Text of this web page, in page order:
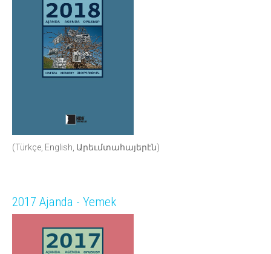
(Türkçe, English, Արեւմտահայերէն)
2017 Ajanda - Yemek